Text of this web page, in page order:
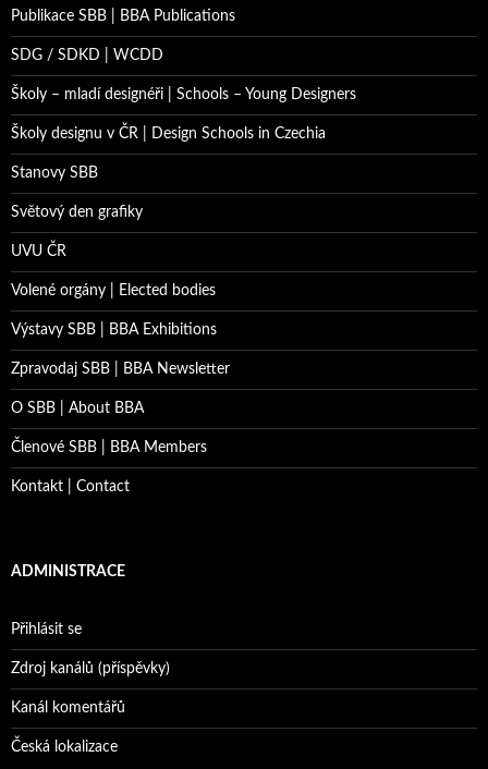
Publikace SBB | BBA Publications
SDG / SDKD | WCDD
Školy – mladí designéři | Schools – Young Designers
Školy designu v ČR | Design Schools in Czechia
Stanovy SBB
Světový den grafiky
UVU ČR
Volené orgány | Elected bodies
Výstavy SBB | BBA Exhibitions
Zpravodaj SBB | BBA Newsletter
O SBB | About BBA
Členové SBB | BBA Members
Kontakt | Contact
ADMINISTRACE
Přihlásit se
Zdroj kanálů (příspěvky)
Kanál komentářů
Česká lokalizace